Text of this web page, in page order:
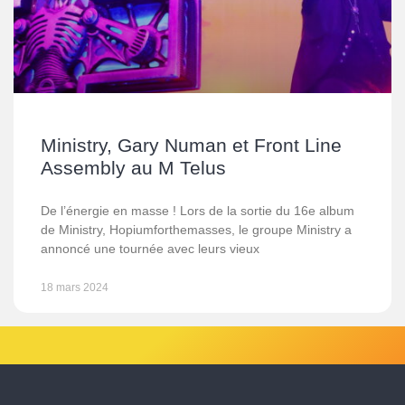
Ministry, Gary Numan et Front Line
Assembly au M Telus
De l’énergie en masse ! Lors de la sortie du 16e album
de Ministry, Hopiumforthemasses, le groupe Ministry a
annoncé une tournée avec leurs vieux
18 mars 2024